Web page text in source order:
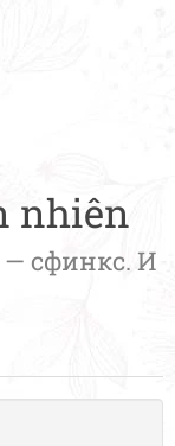
nhiên
— сфинкс. И